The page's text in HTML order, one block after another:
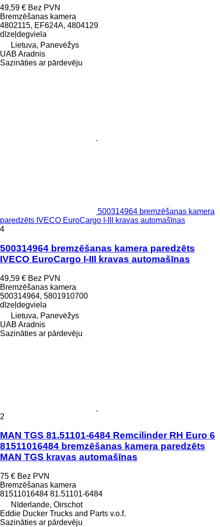
49,59 € Bez PVN
Bremzēšanas kamera
4802115, EF624A, 4804129
dīzeļdegviela
Lietuva, Panevėžys
UAB Aradnis
Sazināties ar pārdevēju
500314964 bremzēšanas kamera
paredzēts IVECO EuroCargo I-III kravas automašīnas
4
500314964 bremzēšanas kamera paredzēts
IVECO EuroCargo I-III kravas automašīnas
49,59 € Bez PVN
Bremzēšanas kamera
500314964, 5801910700
dīzeļdegviela
Lietuva, Panevėžys
UAB Aradnis
Sazināties ar pārdevēju
2
MAN TGS 81.51101-6484 Remcilinder RH Euro 6
81511016484 bremzēšanas kamera paredzēts
MAN TGS kravas automašīnas
75 € Bez PVN
Bremzēšanas kamera
81511016484 81.51101-6484
Nīderlande, Oirschot
Eddie Ducker Trucks and Parts v.o.f.
Sazināties ar pārdevēju